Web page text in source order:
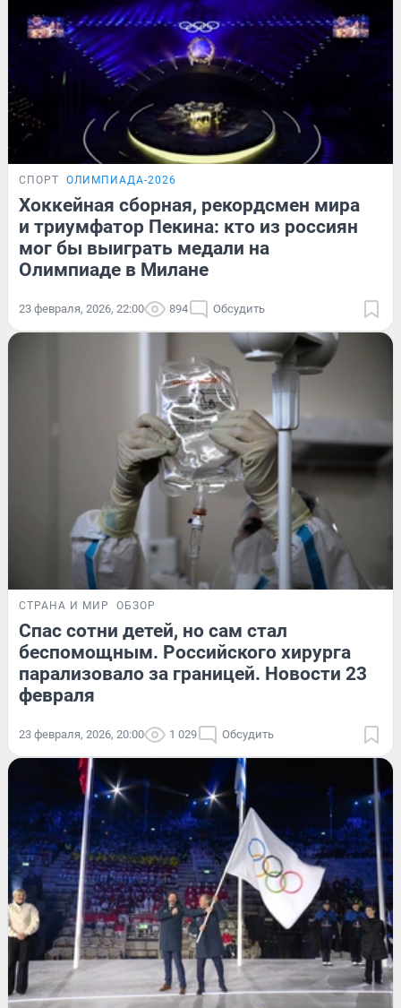
СПОРТ ОЛИМПИАДА-2026
Хоккейная сборная, рекордсмен мира
и триумфатор Пекина: кто из россиян
мог бы выиграть медали на
Олимпиаде в Милане
23 февраля, 2026, 22:00 894 Обсудить
СТРАНА И МИР ОБЗОР
Спас сотни детей, но сам стал
беспомощным. Российского хирурга
парализовало за границей. Новости 23
февраля
23 февраля, 2026, 20:00 1 029 Обсудить